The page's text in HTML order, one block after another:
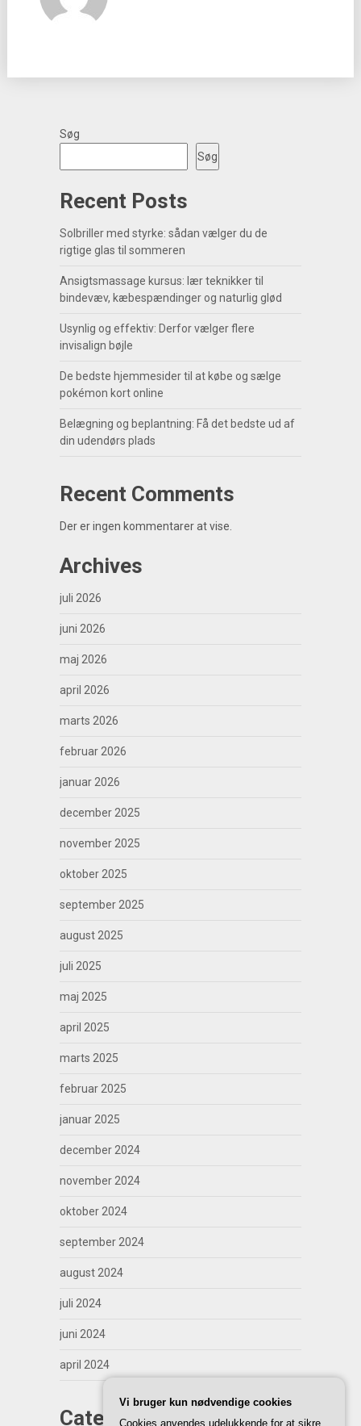
Søg
Søg
Recent Posts
Solbriller med styrke: sådan vælger du de
rigtige glas til sommeren
Ansigtsmassage kursus: lær teknikker til
bindevæv, kæbespændinger og naturlig glød
Usynlig og effektiv: Derfor vælger flere
invisalign bøjle
De bedste hjemmesider til at købe og sælge
pokémon kort online
Belægning og beplantning: Få det bedste ud af
din udendørs plads
Recent Comments
Der er ingen kommentarer at vise.
Archives
juli 2026
juni 2026
maj 2026
april 2026
marts 2026
februar 2026
januar 2026
december 2025
november 2025
oktober 2025
september 2025
august 2025
juli 2025
maj 2025
april 2025
marts 2025
februar 2025
januar 2025
december 2024
november 2024
oktober 2024
september 2024
august 2024
juli 2024
juni 2024
april 2024
Categories
Vi bruger kun nødvendige cookies
Cookies anvendes udelukkende for at sikre,